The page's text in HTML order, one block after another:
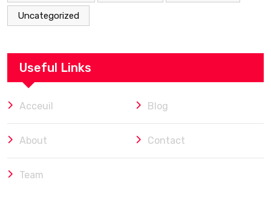
Uncategorized
Useful Links
Acceuil Blog
About Contact
Team